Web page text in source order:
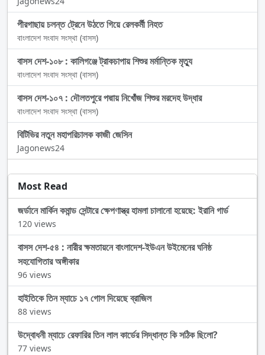
পীরগাছায় চলন্ত ট্রেনে উঠতে গিয়ে রেলকর্মী নিহত
বাংলাদেশ সংবাদ সংস্থা (বাসস)
বাসস দেশ-১০৮ : কালিগঞ্জে ট্রাকচাপায় শিশুর মর্মান্তিক মৃত্যু
বাংলাদেশ সংবাদ সংস্থা (বাসস)
বাসস দেশ-১০৭ : দৌলতপুরে পদ্মায় নিখোঁজ শিশুর মরদেহ উদ্ধার
বাংলাদেশ সংবাদ সংস্থা (বাসস)
বিটিভির নতুন মহাপরিচালক কাজী জেসিন
Jagonews24
Most Read
জর্ডানে মার্কিন কমান্ড সেন্টারে ক্ষেপণাস্ত্র হামলা চালানো হয়েছে: ইরানি গার্ড
120 views
বাসস দেশ-৫৪ : নারীর ক্ষমতায়নে বাংলাদেশ-ইউএন উইমেনের ঘনিষ্ঠ
সহযোগিতার অঙ্গীকার
96 views
হাইতিকে তিন ম্যাচে ১৭ গোল দিয়েছে ব্রাজিল
88 views
উদ্বোধনী ম্যাচে রেফারির তিন লাল কার্ডের সিদ্ধান্ত কি সঠিক ছিলো?
77 views